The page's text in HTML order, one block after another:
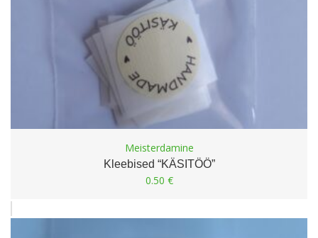
Meisterdamine
Kleebised “KÄSITÖÖ”
0.50 €